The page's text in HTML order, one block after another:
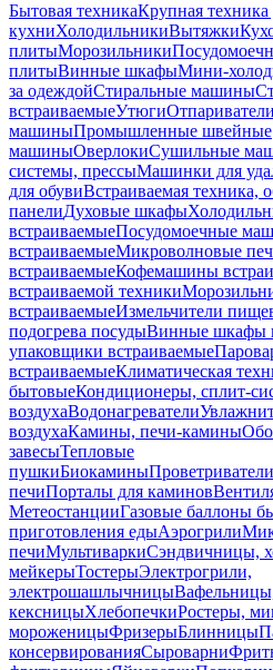
Бытовая техникаКрупная техника
кухниХолодильникиВытяжки
плитыМорозильники
плитыВинные шкафыМини-
за одеждойСтиральные машины
встраиваемыеУтюгиОтпариватели
машиныПромышленные швейные
машиныОверлокиСушильные
системы, прессыМашинки для
для обувиВстраиваемая техника,
панелиДуховые шкафы
встраиваемыеПосудомоечные
встраиваемыеМикроволновые
встраиваемыеКофемашины
встраиваемой техники
встраиваемыеИзмельчители
подогрева посудыВинные шкафы
упаковщики встраиваемые
встраиваемыеКлиматическая
бытовыеКондиционеры, сплит-
воздухаВодонагреватели
воздухаКамины, печи-камины
завесыТепловые
пушкиБиокаминыПроветриватели
печиПорталы для каминов
МетеостанцииГазовые баллоны
приготовления едыАэрогрили
печиМультиваркиСэндвичницы,
мейкерыТостерыЭлектрогрили,
электрошашлычницы
кексницыХлебопечкиРостеры,
мороженицыФризерыБлинницы
консервированияСыроварни